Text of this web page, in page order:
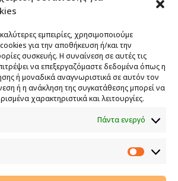
εμπειρίες, χρησιμοποιούμε
για την αποθήκευση ή/και την
συσκευής. Η συναίνεση σε αυτές τις
να επεξεργαζόμαστε δεδομένα όπως η
ή μοναδικά αναγνωριστικά σε αυτόν τον
ή η ανάκληση της συγκατάθεσης μπορεί να
χαρακτηριστικά και λειτουργίες.
Πάντα ενεργό
Εμπορία
υλοποιείται στο πλαίσιο του
Πολιτικής Συνοχής «ΘΑλΕΙΑ
με τη συγχρηματοδότηση της ΕΕ
ΤΗΣ ΑΝΤΑΓΩΝΙΣΤΙΚΟΤΗΤΑΣ ΤΗΣ